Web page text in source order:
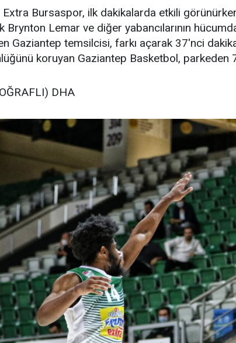
Extra Bursaspor, ilk dakikalarda etkili
Brynton Lemar ve diğer yabancılarının
Gaziantep temsilcisi, farkı açarak 37'nci
koruyan Gaziantep Basketbol, parkeden
DHA